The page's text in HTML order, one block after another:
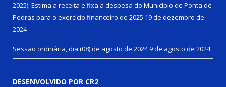
2025): Estima a receita e fixa a despesa do Município de Ponta de
Pedras para o exercício financeiro de 2025 19 de dezembro de
2024
Sessão ordinária, dia (08) de agosto de 20249 de agosto de 2024
DESENVOLVIDO POR CR2